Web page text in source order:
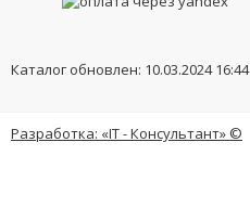
Каталог обновлен: 10.03.2024 16:44
Разработка: «IT - Консультант» ©